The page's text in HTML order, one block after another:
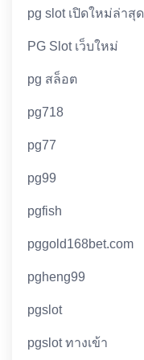
pg slot เปิดใหม่ล่าสุด
PG Slot เว็บใหม่
pg สล็อต
pg718
pg77
pg99
pgfish
pggold168bet.com
pgheng99
pgslot
pgslot ทางเข้า